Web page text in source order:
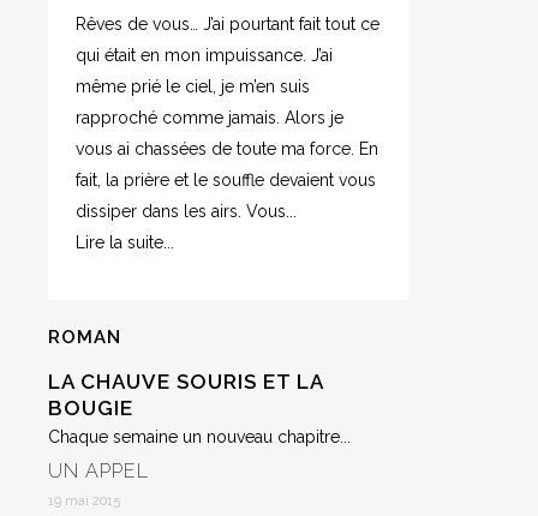
Rêves de vous… J’ai pourtant fait tout ce
qui était en mon impuissance. J’ai
même prié le ciel, je m’en suis
rapproché comme jamais. Alors je
vous ai chassées de toute ma force. En
fait, la prière et le souffle devaient vous
dissiper dans les airs. Vous...
Lire la suite...
ROMAN
LA CHAUVE SOURIS ET LA
BOUGIE
Chaque semaine un nouveau chapitre...
UN APPEL
19 mai 2015